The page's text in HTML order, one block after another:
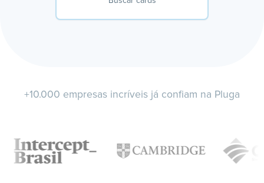
+10.000 empresas incríveis já confiam na Pluga